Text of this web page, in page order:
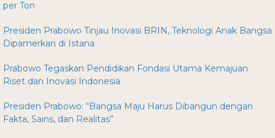
per Ton
Presiden Prabowo Tinjau Inovasi BRIN, Teknologi Anak Bangsa
Dipamerkan di Istana
Prabowo Tegaskan Pendidikan Fondasi Utama Kemajuan
Riset dan Inovasi Indonesia
Presiden Prabowo: “Bangsa Maju Harus Dibangun dengan
Fakta, Sains, dan Realitas”